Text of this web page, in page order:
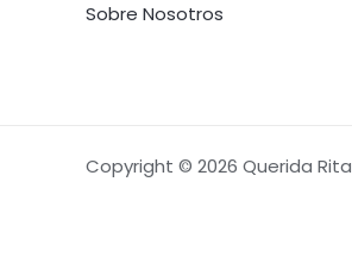
Sobre Nosotros
Copyright © 2026 Querida Rita